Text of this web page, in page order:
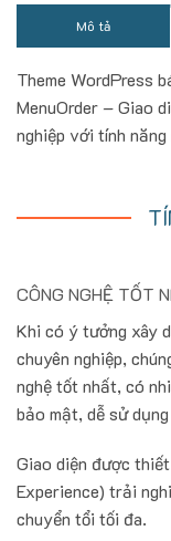
Mô tả
Theme WordPress
MenuOrder – Giao
nghiệp với tính năng
CÔNG NGHỆ TỐT
Khi có ý tưởng xây
chuyên nghiệp,
nghệ tốt nhất, có
bảo mật, dễ sử
Giao diện được
Experience) trải
chuyển tổi tối đa.